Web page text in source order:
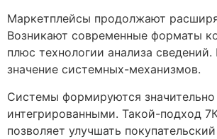
Маркетплейсы продолжают
Возникают современные форматы
плюс технологии анализа
значение системных-механизмов.
Системы формируются
интегрированными. Такой-подход
позволяет улучшать покупательский